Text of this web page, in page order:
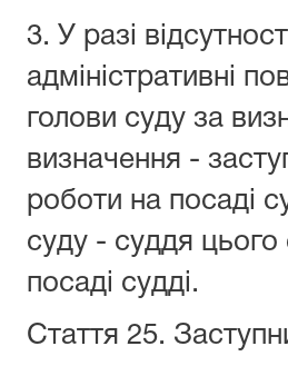
3. У разі
адміністративні
голови суду за
визначення -
роботи на посаді
суду - суддя
посаді судді.
Стаття 25.